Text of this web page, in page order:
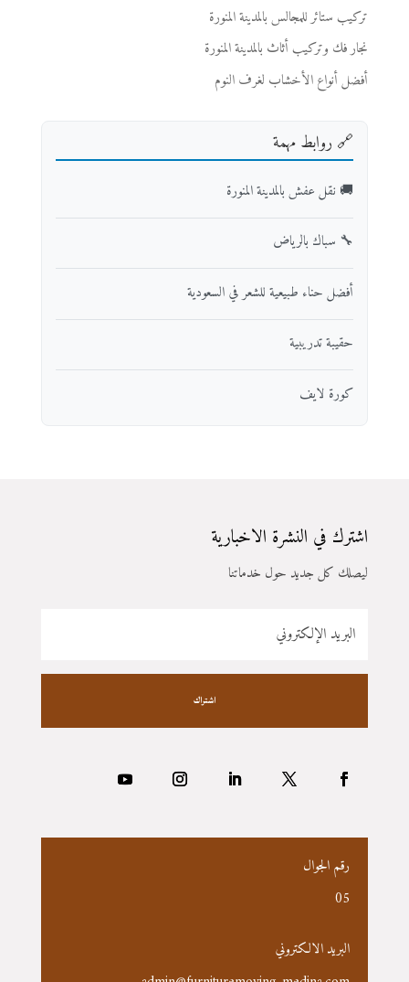
تركيب ستائر للمجالس بالمدينة المنورة
نجار فك وتركيب أثاث بالمدينة المنورة
أفضل أنواع الأخشاب لغرف النوم
🔗 روابط مهمة
🚚 نقل عفش بالمدينة المنورة
🔧 سباك بالرياض
أفضل حناء طبيعية للشعر في السعودية
حقيبة تدريبية
كورة لايف
اشترك في النشرة الاخبارية
ليصلك كل جديد حول خدماتنا
اشتراك
رقم الجوال
05
البريد الالكتروني